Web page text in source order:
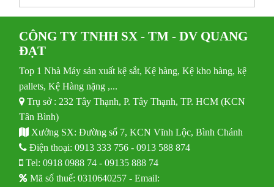
CÔNG TY TNHH SX - TM - DV QUANG
ĐẠT
Top 1 Nhà Máy sản xuất kệ sắt, Kệ hàng, Kệ kho hàng, kệ
pallets, Kệ Hàng nặng ,...
Trụ sở : 232 Tây Thạnh, P. Tây Thạnh, TP. HCM (KCN
Tân Bình)
Xưởng SX: Đường số 7, KCN Vĩnh Lộc, Bình Chánh
Điện thoại:0913 333 756 -0913 588 874
Tel:0918 0988 74 -09135 888 74
Mã số thuế: 0310640257 - Email: